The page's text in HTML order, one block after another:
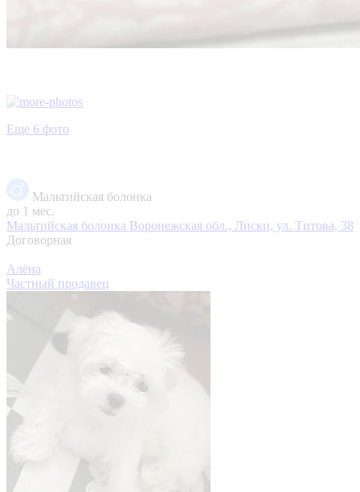
Еще 6 фото
Мальтийская болонка
до 1 мес.
Мальтийская болонка Воронежская обл., Лиски, ул. Титова, 38
Договорная
Алёна
Частный продавец